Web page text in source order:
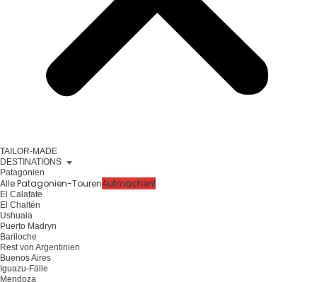
TAILOR-MADE
DESTINATIONS
Patagonien
Alle Patagonien-TourenAufmachen!
El Calafate
El Chaltén
Ushuaia
Puerto Madryn
Bariloche
Rest von Argentinien
Buenos Aires
Iguazu-Fälle
Mendoza